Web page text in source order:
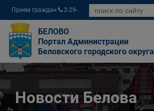
Прием граждан
2-29-
04
БЕЛОВО
Портал Администрации
Беловского городского округа
Новости Белова